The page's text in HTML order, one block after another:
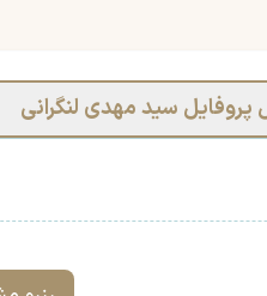
پروفایل سید مهدی لنگرانی